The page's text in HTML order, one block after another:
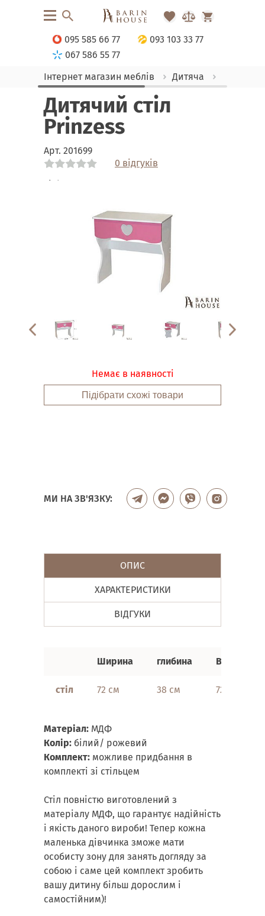
095 585 66 77
093 103 33 77
067 586 55 77
Інтернет магазин меблів
Дитяча
Дитячий стіл
Prinzess
Арт. 201699
0 відгуків
Link
Link
Link
Link
Немає в наявності
Підібрати схожі товари
МИ НА ЗВ'ЯЗКУ:
ОПИС
ХАРАКТЕРИСТИКИ
ВІДГУКИ
Ширина глибина Висота
стіл 72 см 38 см 72 см
Матеріал: МДФ
Колір: білий/ рожевий
Комплект: можливе придбання в
комплекті зі стільцем
Стіл повністю виготовлений з
матеріалу МДФ, що гарантує надійність
і якість даного вироби! Тепер кожна
маленька дівчинка зможе мати
особисту зону для занять догляду за
собою і саме цей комплект зробить
вашу дитину більш дорослим і
самостійним)!